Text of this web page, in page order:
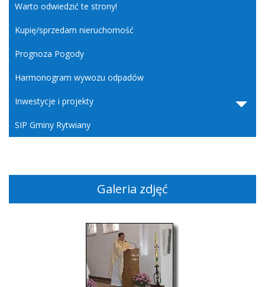
Warto odwiedzić te strony!
Kupię/sprzedam nieruchomość
Prognoza Pogody
Harmonogram wywozu odpadów
Inwestycje i projekty
SIP Gminy Rytwiany
Galeria zdjęć